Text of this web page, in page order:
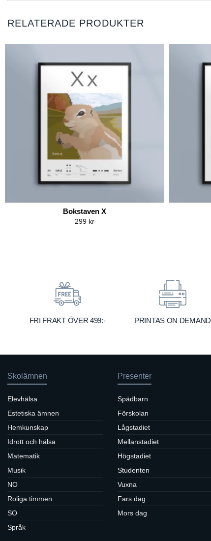
RELATERADE PRODUKTER
Bokstaven X
299 kr
FRI FRAKT ÖVER 499:- PRINTAS ON DEMAND
Skolämnen
Elevhälsa
Estetiska ämnen
Hemkunskap
Idrott och hälsa
Matematik
Musik
NO
Roliga timmen
SO
Språk
Presenter
Spädbarn
Förskolan
Lågstadiet
Mellanstadiet
Högstadiet
Studenten
Vuxna
Fars dag
Mors dag